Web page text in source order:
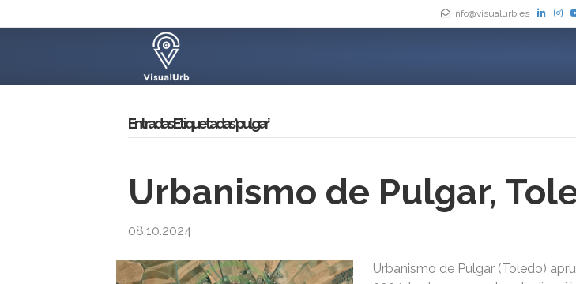
info@visualurb.es
Entradas Etiquetadas ‘pulgar’
Urbanismo de Pulgar,
08.10.2024
Urbanismo de Pulgar (Toledo)